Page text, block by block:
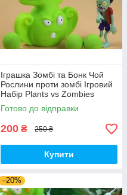
Іграшка Зомбі та Бонк Чой
Рослини проти зомбі Ігровий
Набір Plants vs Zombies
(00287)
Готово до відправки
200 ₴ 250 ₴
Купити
–20%